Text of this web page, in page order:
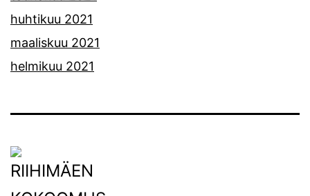
huhtikuu 2021
maaliskuu 2021
helmikuu 2021